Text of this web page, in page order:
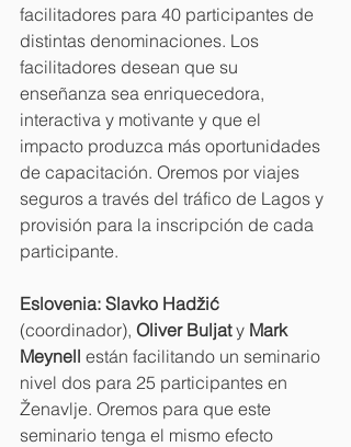
facilitadores para 40 participantes de
distintas denominaciones. Los
facilitadores desean que su
enseñanza sea enriquecedora,
interactiva y motivante y que el
impacto produzca más oportunidades
de capacitación. Oremos por viajes
seguros a través del tráfico de Lagos y
provisión para la inscripción de cada
participante.
Eslovenia: Slavko Hadžić
(coordinador), Oliver Buljat y Mark
Meynell están facilitando un seminario
nivel dos para 25 participantes en
Ženavlje. Oremos para que este
seminario tenga el mismo efecto